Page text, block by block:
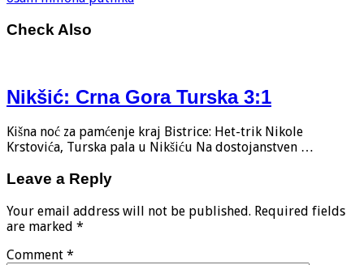
Check Also
Nikšić: Crna Gora Turska 3:1
Kišna noć za pamćenje kraj Bistrice: Het-trik Nikole
Krstovića, Turska pala u Nikšiću Na dostojanstven …
Leave a Reply
Your email address will not be published. Required fields
are marked *
Comment *